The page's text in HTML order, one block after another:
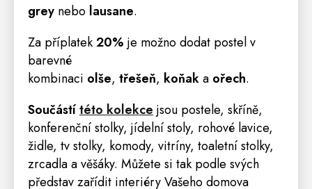
grey nebo lausane.
Za příplatek20% je možno dodat postelv
barevné
kombinaci olše, třešeň, koňaka ořech.
Součástítéto kolekce jsou postele, skříně,
konferenční stolky, jídelnístoly, rohové lavice,
židle, tv stolky, komody, vitríny, toaletní stolky,
zrcadla a věšáky. Můžete si tak podle svých
představ zařídit interiéry Vašeho domova